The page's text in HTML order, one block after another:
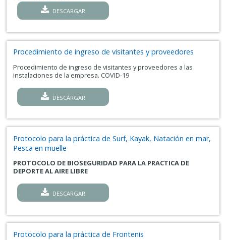
DESCARGAR
Procedimiento de ingreso de visitantes y proveedores
Procedimiento de ingreso de visitantes y proveedores a las
instalaciones de la empresa. COVID-19
DESCARGAR
Protocolo para la práctica de Surf, Kayak, Natación en mar,
Pesca en muelle
PROTOCOLO DE BIOSEGURIDAD PARA LA PRACTICA DE
DEPORTE AL AIRE LIBRE
DESCARGAR
Protocolo para la práctica de Frontenis